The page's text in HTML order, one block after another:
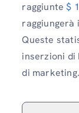
raggiunte$
raggiungerà
Queste
inserzioni di
di marketing.